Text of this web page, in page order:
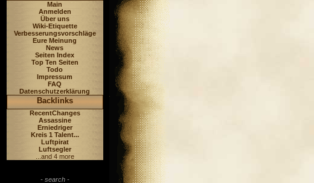
Main
Anmelden
Über uns
Wiki-Etiquette
Verbesserungsvorschläge
Eure Meinung
News
Seiten Index
Top Ten Seiten
Todo
Impressum
FAQ
Datenschutzerklärung
Backlinks
RecentChanges
Assassine
Erniedriger
Kreis 1 Talent...
Luftpirat
Luftsegler
...and 4 more
- search -